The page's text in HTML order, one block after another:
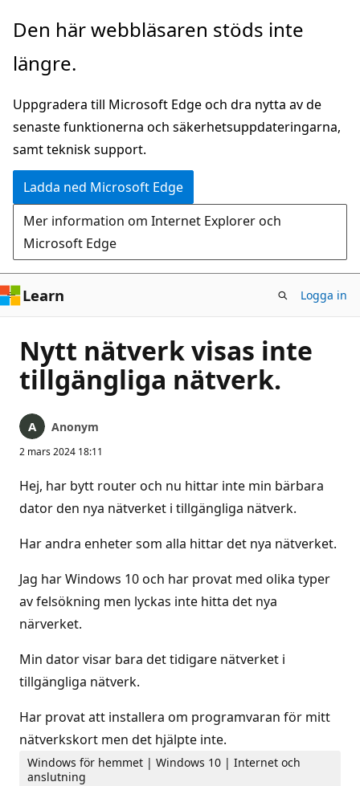
Hoppa
huvudinnehåll
Den här webbläsaren stöds inte
längre.
Uppgradera till Microsoft Edge och dra nytta av de
senaste funktionerna och säkerhetsuppdateringarna,
samt teknisk support.
Ladda ned Microsoft Edge
Mer information om Internet Explorer och
Microsoft Edge
Learn Logga in
Nytt nätverk visas inte
tillgängliga nätverk.
Anonym
2 mars 2024 18:11
Hej, har bytt router och nu hittar inte min bärbara
dator den nya nätverket i tillgängliga nätverk.
Har andra enheter som alla hittar det nya nätverket.
Jag har Windows 10 och har provat med olika typer
av felsökning men lyckas inte hitta det nya
närverket.
Min dator visar bara det tidigare nätverket i
tillgängliga nätverk.
Har provat att installera om programvaran för mitt
nätverkskort men det hjälpte inte.
Windows för hemmet | Windows 10 | Internet och
anslutning